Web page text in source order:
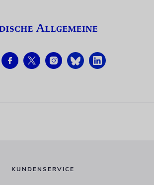
KUNDENSERVICE